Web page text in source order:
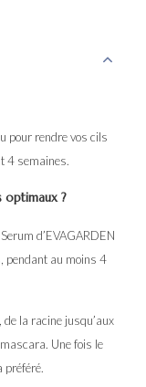
pour rendre vos cils
4 semaines.
optimaux ?
d’EVAGARDEN
pendant au moins 4
la racine jusqu’aux
Une fois le
préféré.